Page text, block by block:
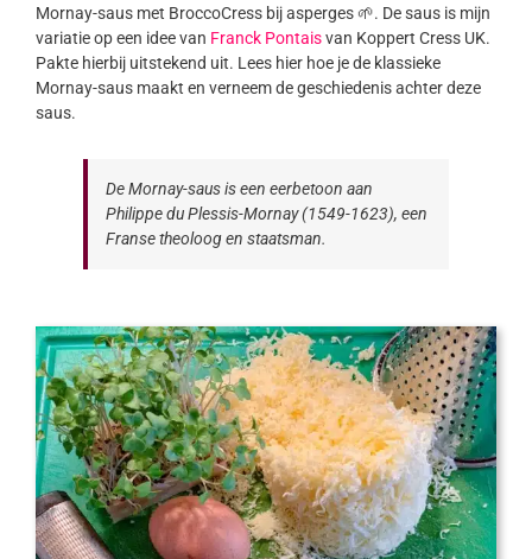
Mornay-saus met BroccoCress bij asperges 🌱. De saus is mijn
variatie op een idee van Franck Pontaisvan Koppert Cress UK.
Pakte hierbij uitstekend uit. Lees hier hoe je de klassieke
Mornay-saus maakt en verneem de geschiedenis achter deze
saus.
De Mornay-saus is een eerbetoon aan
Philippe du Plessis-Mornay (1549-1623), een
Franse theoloog en staatsman.